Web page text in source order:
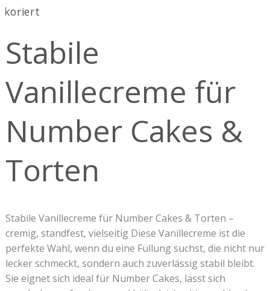
Stabile
Vanillecreme für
Number Cakes &
Torten
Stabile Vanillecreme für Number Cakes & Torten –
cremig, standfest, vielseitig Diese Vanillecreme ist die
perfekte Wahl, wenn du eine Füllung suchst, die nicht nur
lecker schmeckt, sondern auch zuverlässig stabil bleibt.
Sie eignet sich ideal für Number Cakes, lässt sich
Vanillecreme
Number
Cakes
Torten